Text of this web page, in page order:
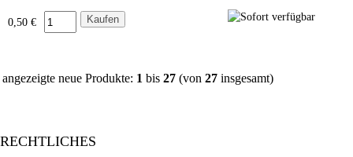
0,50 €
angezeigte neue Produkte: 1 bis 27 (von 27 insgesamt)
RECHTLICHES